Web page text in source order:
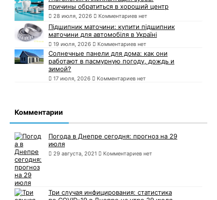
причины обратиться в хороший центр
28 июля, 2026 Комментариев нет
Підшипник маточини: купити підшипник
маточини для автомобіля в Україні
19 июля, 2026 Комментариев нет
Солнечные панели для дома: как они
работают в пасмурную погоду, дождь и
зимой?
17 июля, 2026 Комментариев нет
Комментарии
Погода в Днепре сегодня: прогноз на 29
июля
29 августа, 2021 Комментариев нет
Три случая инфицирования: статистика